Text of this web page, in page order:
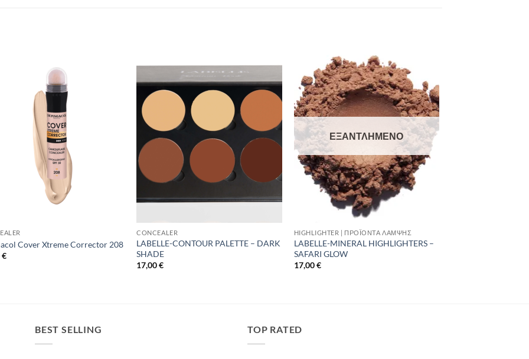
Cover Xtreme Corrector 208
€
Wishlist
CONCEALER
LABELLE-CONTOUR PALETTE – DARK
SHADE
17,00€
Add to
Wishlist
ΕΞΑΝΤΛΗΜΈΝΟ
HIGHLIGHTER | ΠΡΟΪΌΝΤΑ ΛΆΜΨΗΣ
LABELLE-MINERAL HIGHLIGHTERS –
SAFARI GLOW
17,00€
BEST SELLING TOP RATED